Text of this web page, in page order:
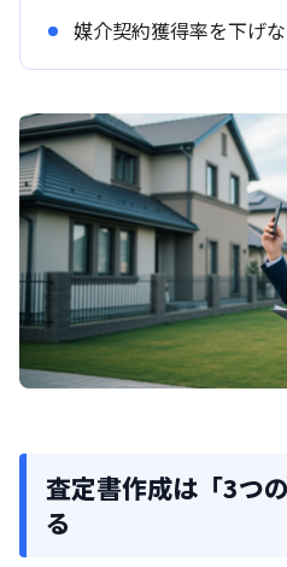
媒介契約獲得率を下げ
査定書作成は「3つ
る